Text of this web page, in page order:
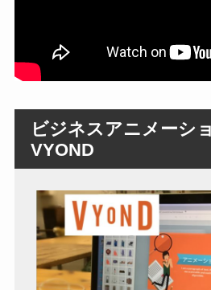
ビジネスアニメーシ
VYOND